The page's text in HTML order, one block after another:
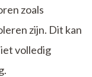
zoals
zijn. Dit kan
volledig